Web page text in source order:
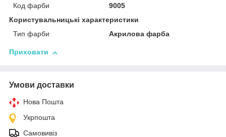
Код фарби
9005
Користувальницькі характеристики
Тип фарби
Акрилова фарба
Приховати
Умови доставки
Нова Пошта
Укрпошта
Самовивіз